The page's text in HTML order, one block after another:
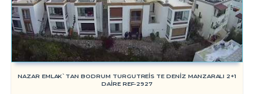
NAZAR EMLAK`TAN BODRUM TURGUTREİS TE DENİZ MANZARALI 2+1
DAİRE REF-2927